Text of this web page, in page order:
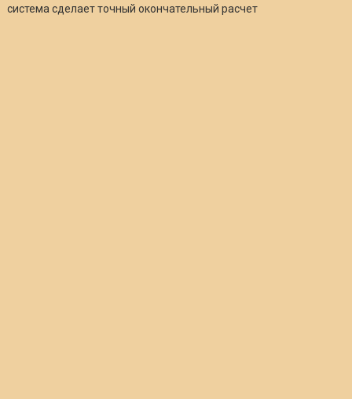
система сделает точный окончательный расчет